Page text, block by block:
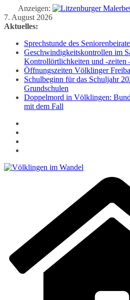
Anzeigen:
Zum
Inhalt
7. August 2026
Aktuelles:
Sprechstunde des
Geschwindigkeitskontrollen im
Kontrollörtlichkeiten und -zeiten
Öffnungszeiten Völklinger
Schulbeginn für das Schuljahr
Grundschulen
Doppelmord in Völklingen:
mit dem Fall